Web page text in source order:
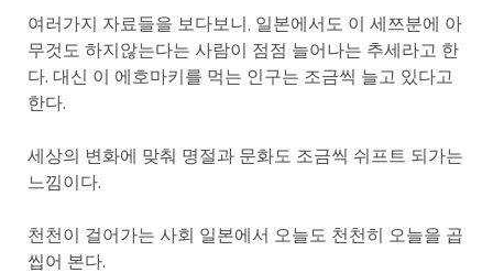
여러가지 자료들을 보다보니, 일본에서도 이 세쯔분에 아
무것도 하지않는다는 사람이 점점 늘어나는 추세라고 한
다. 대신 이 에호마키를 먹는 인구는 조금씩 늘고 있다고
한다.
세상의 변화에 맞춰 명절과 문화도 조금씩 쉬프트 되가는
느낌이다.
천천이 걸어가는 사회 일본에서 오늘도 천천히 오늘을 곱
씹어 본다.